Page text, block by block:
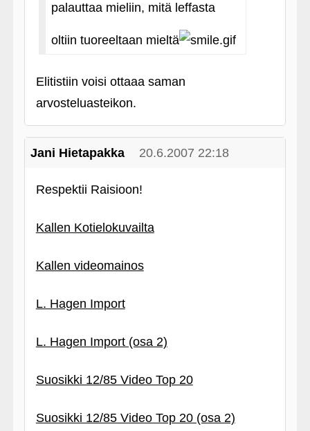
palauttaa mieliin, mitä leffasta
oltiin tuoreeltaan mieltä
Elitistiin voisi ottaaa saman
arvosteluasteikon.
Jani Hietapakka 20.6.2007 22:18
Respektii Raisioon!
Kallen Kotielokuvailta
Kallen videomainos
L. Hagen Import
L. Hagen Import (osa 2)
Suosikki 12/85 Video Top 20
Suosikki 12/85 Video Top 20 (osa 2)